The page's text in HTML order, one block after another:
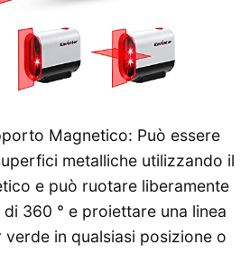
Magnetico: Può essere
metalliche utilizzando il
e può ruotare liberamente
360 ° e proiettare una linea
verde in qualsiasi posizione o